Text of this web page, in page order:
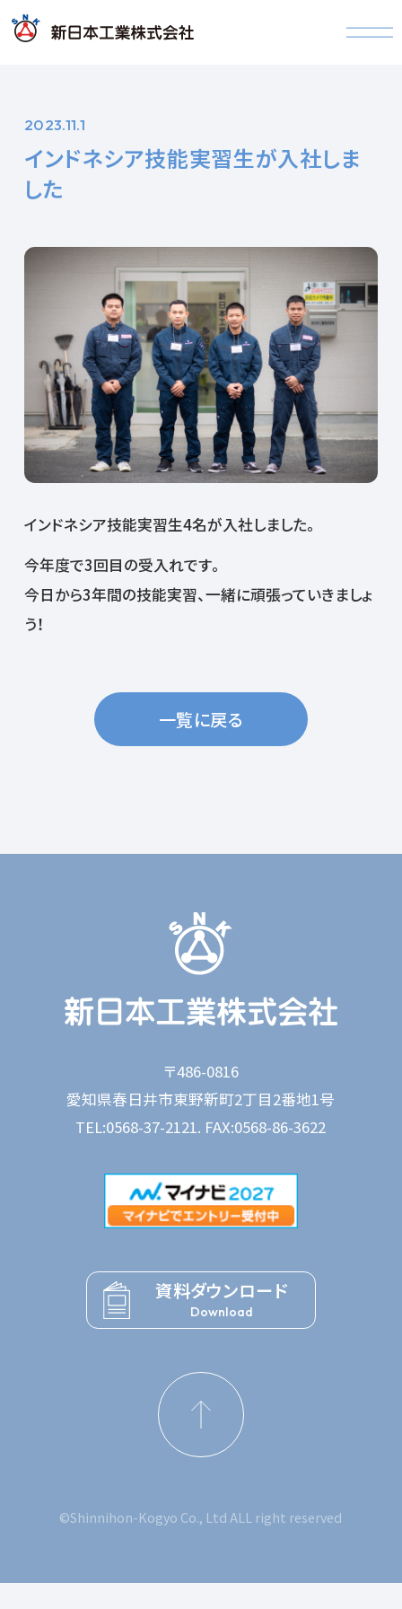
2023.11.1
インドネシア技能実習生が入社しま
した
インドネシア技能実習生4名が入社しました。
今年度で3回目の受入れです。
今日から3年間の技能実習、一緒に頑張っていきましょ
う！
一覧に戻る
〒486-0816
愛知県春日井市東野新町2丁目2番地1号
TEL:0568-37-2121. FAX:0568-86-3622
資料ダウンロード
Download
©Shinnihon-Kogyo Co., Ltd ALL right reserved